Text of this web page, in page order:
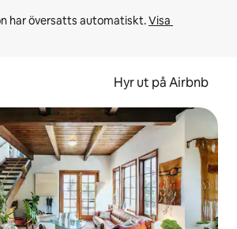
har översatts automatiskt. Visa
Hyr ut på Airbnb